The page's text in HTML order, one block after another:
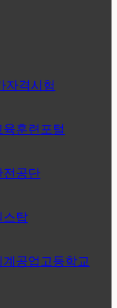
자격시험
훈련포털
전공단
스탑
계공업고등학교